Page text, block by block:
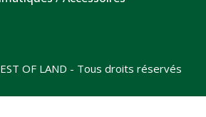
OF LAND - Tous droits réservés